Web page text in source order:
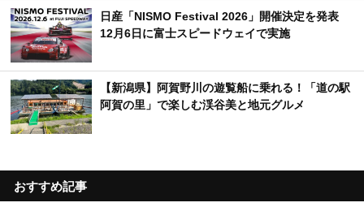
日産「NISMO Festival 2026」開催決定を発表
12月6日に富士スピードウェイで実施
【新潟県】阿賀野川の遊覧船に乗れる！「道の駅
阿賀の里」で楽しむ渓谷美と地元グルメ
おすすめ記事